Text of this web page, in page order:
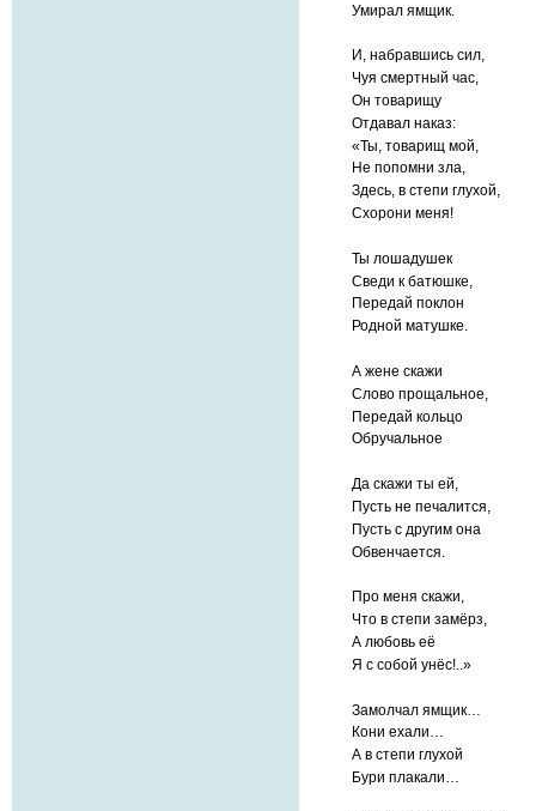
Умирал ямщик.
И, набравшись сил,
Чуя смертный час,
Он товарищу
Отдавал наказ:
«Ты, товарищ мой,
Не попомни зла,
Здесь, в степи глухой,
Схорони меня!
Ты лошадушек
Сведи к батюшке,
Передай поклон
Родной матушке.
А жене скажи
Слово прощальное,
Передай кольцо
Обручальное
Да скажи ты ей,
Пусть не печалится,
Пусть с другим она
Обвенчается.
Про меня скажи,
Что в степи замёрз,
А любовь её
Я с собой унёс!..»
Замолчал ямщик…
Кони ехали…
А в степи глухой
Бури плакали…